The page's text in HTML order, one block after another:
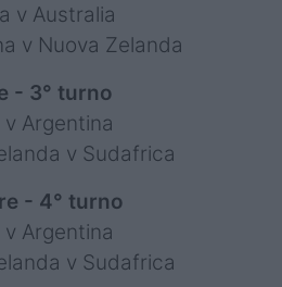
v Australia
v Nuova Zelanda
- 3° turno
Argentina
v Sudafrica
- 4° turno
Argentina
v Sudafrica